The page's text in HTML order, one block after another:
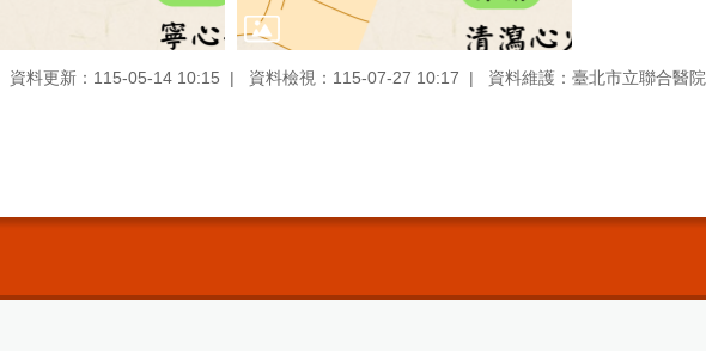
資料更新：115-05-14 10:15 資料檢視：115-07-27 10:17 資料維護：臺北市立聯合醫院